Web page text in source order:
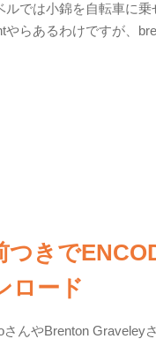
では小錦を自転車に
やらあるわけですが、
つきで
ロード
んやBrenton Graveley